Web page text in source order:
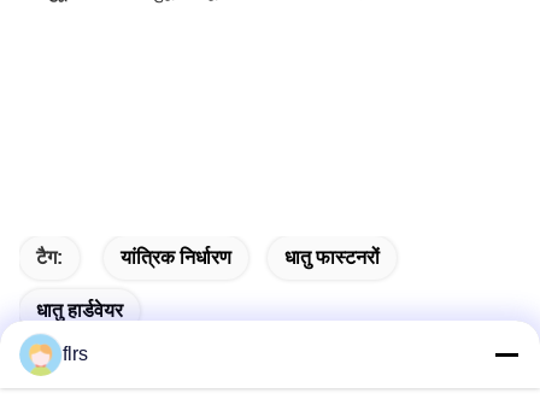
टैग: यांत्रिक निर्धारण धातु फास्टनरों
धातु हार्डवेयर
flrs